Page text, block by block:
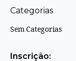
Categorias
Sem Categorias
Inscrição: